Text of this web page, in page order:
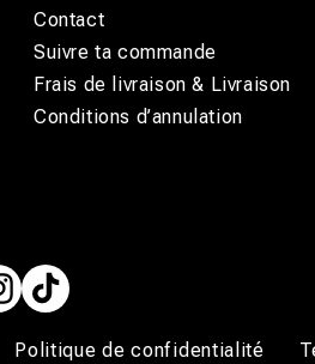
Contact
Suivre ta commande
Frais de livraison & Livraison
Conditions d’annulation
TikTok
Politique de confidentialité